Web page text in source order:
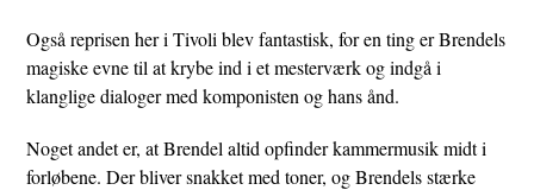
Også reprisen her i Tivoli blev fantastisk, for en ting er Brendels
magiske evne til at krybe ind i et mesterværk og indgå i
klanglige dialoger med komponisten og hans ånd.
Noget andet er, at Brendel altid opfinder kammermusik midt i
forløbene. Der bliver snakket med toner, og Brendels stærke